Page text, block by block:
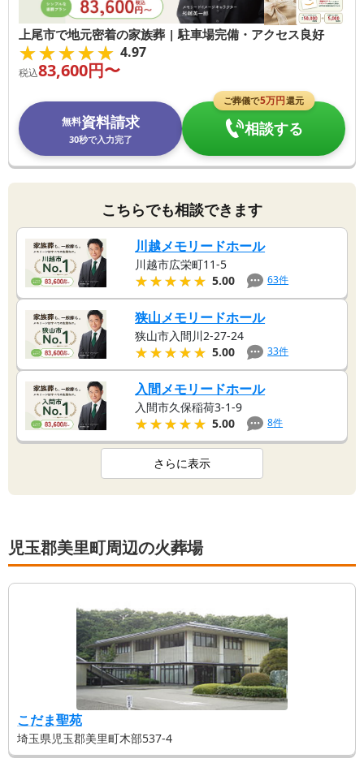
上尾市で地元密着の家族葬 | 駐車場完備・アクセス良好
★★★★★
★★★★★ 4.97
税込83,600円〜
無料資料請求
30秒で入力完了
ご葬儀で5万円還元
相談する
こちらでも相談できます
川越メモリードホール
川越市広栄町11-5
★★★★★
★★★★★ 5.00 63件
狭山メモリードホール
狭山市入間川2-27-24
★★★★★
★★★★★ 5.00 33件
入間メモリードホール
入間市久保稲荷3-1-9
★★★★★
★★★★★ 5.00 8件
さらに表示
児玉郡美里町周辺の火葬場
こだま聖苑
埼玉県児玉郡美里町木部537-4